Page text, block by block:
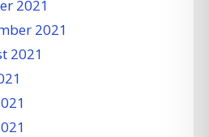
2021
2021
2021